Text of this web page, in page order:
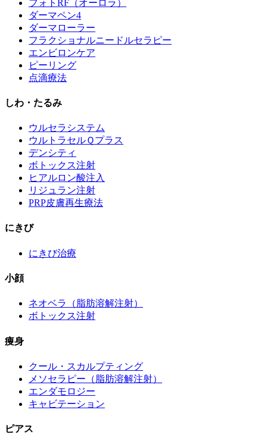
フォトRF（オーロラ）
ダーマペン4
ダーマローラー
フラクショナルニードルセラピー
エンビロンケア
ピーリング
点滴療法
しわ・たるみ
ウルセラシステム
ウルトラセルＱプラス
デンシティ
ボトックス注射
ヒアルロン酸注入
リジュラン注射
PRP皮膚再生療法
にきび
にきび治療
小顔
ネオベラ（脂肪溶解注射）
ボトックス注射
痩身
クール・スカルプティング
メソセラピー（脂肪溶解注射）
エンダモロジー
キャビテーション
ピアス